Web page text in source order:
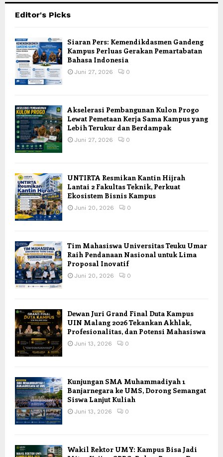
Editor's Picks
Siaran Pers: Kemendikdasmen Gandeng
Kampus Perluas Gerakan Pemartabatan
Bahasa Indonesia
Juni 27, 2026 0
Akselerasi Pembangunan Kulon Progo
Lewat Pemetaan Kerja Sama Kampus yang
Lebih Terukur dan Berdampak
Juni 27, 2026 0
UNTIRTA Resmikan Kantin Hijrah
Lantai 2 Fakultas Teknik, Perkuat
Ekosistem Bisnis Kampus
Juni 20, 2026 0
Tim Mahasiswa Universitas Teuku Umar
Raih Pendanaan Nasional untuk Lima
Proposal Inovatif
Juni 20, 2026 0
Dewan Juri Grand Final Duta Kampus
UIN Malang 2026 Tekankan Akhlak,
Profesionalitas, dan Potensi Mahasiswa
Juni 13, 2026 0
Kunjungan SMA Muhammadiyah 1
Banjarnegara ke UMS, Dorong Semangat
Siswa Lanjut Kuliah
Juni 13, 2026 0
Wakil Rektor UMY: Kampus Bisa Jadi